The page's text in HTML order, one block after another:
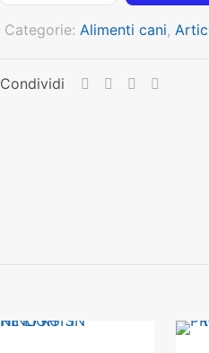
CANE
MINI
Categorie: Alimenti cani,
Condividi